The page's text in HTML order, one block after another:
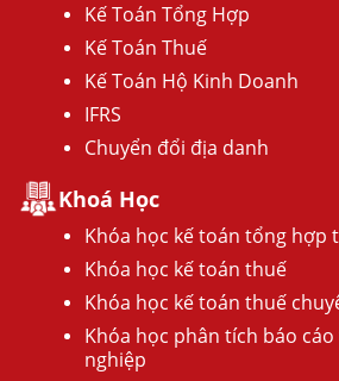
Kế Toán Tổng Hợp
Kế Toán Thuế
Kế Toán Hộ Kinh Doanh
IFRS
Chuyển đổi địa danh
Khoá Học
Khóa học kế toán tổng hợp
Khóa học kế toán thuế
Khóa học kế toán thuế
Khóa học phân tích báo
nghiệp